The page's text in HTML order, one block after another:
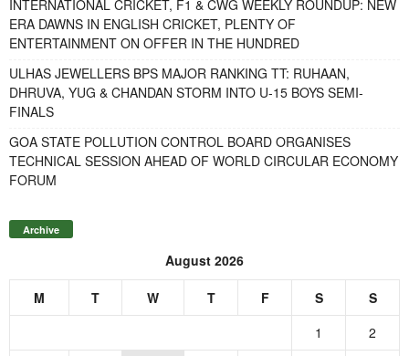
INTERNATIONAL CRICKET, F1 & CWG WEEKLY ROUNDUP: NEW
ERA DAWNS IN ENGLISH CRICKET, PLENTY OF
ENTERTAINMENT ON OFFER IN THE HUNDRED
ULHAS JEWELLERS BPS MAJOR RANKING TT: RUHAAN,
DHRUVA, YUG & CHANDAN STORM INTO U-15 BOYS SEMI-
FINALS
GOA STATE POLLUTION CONTROL BOARD ORGANISES
TECHNICAL SESSION AHEAD OF WORLD CIRCULAR ECONOMY
FORUM
Archive
August 2026
M T W T F S
S
1
2